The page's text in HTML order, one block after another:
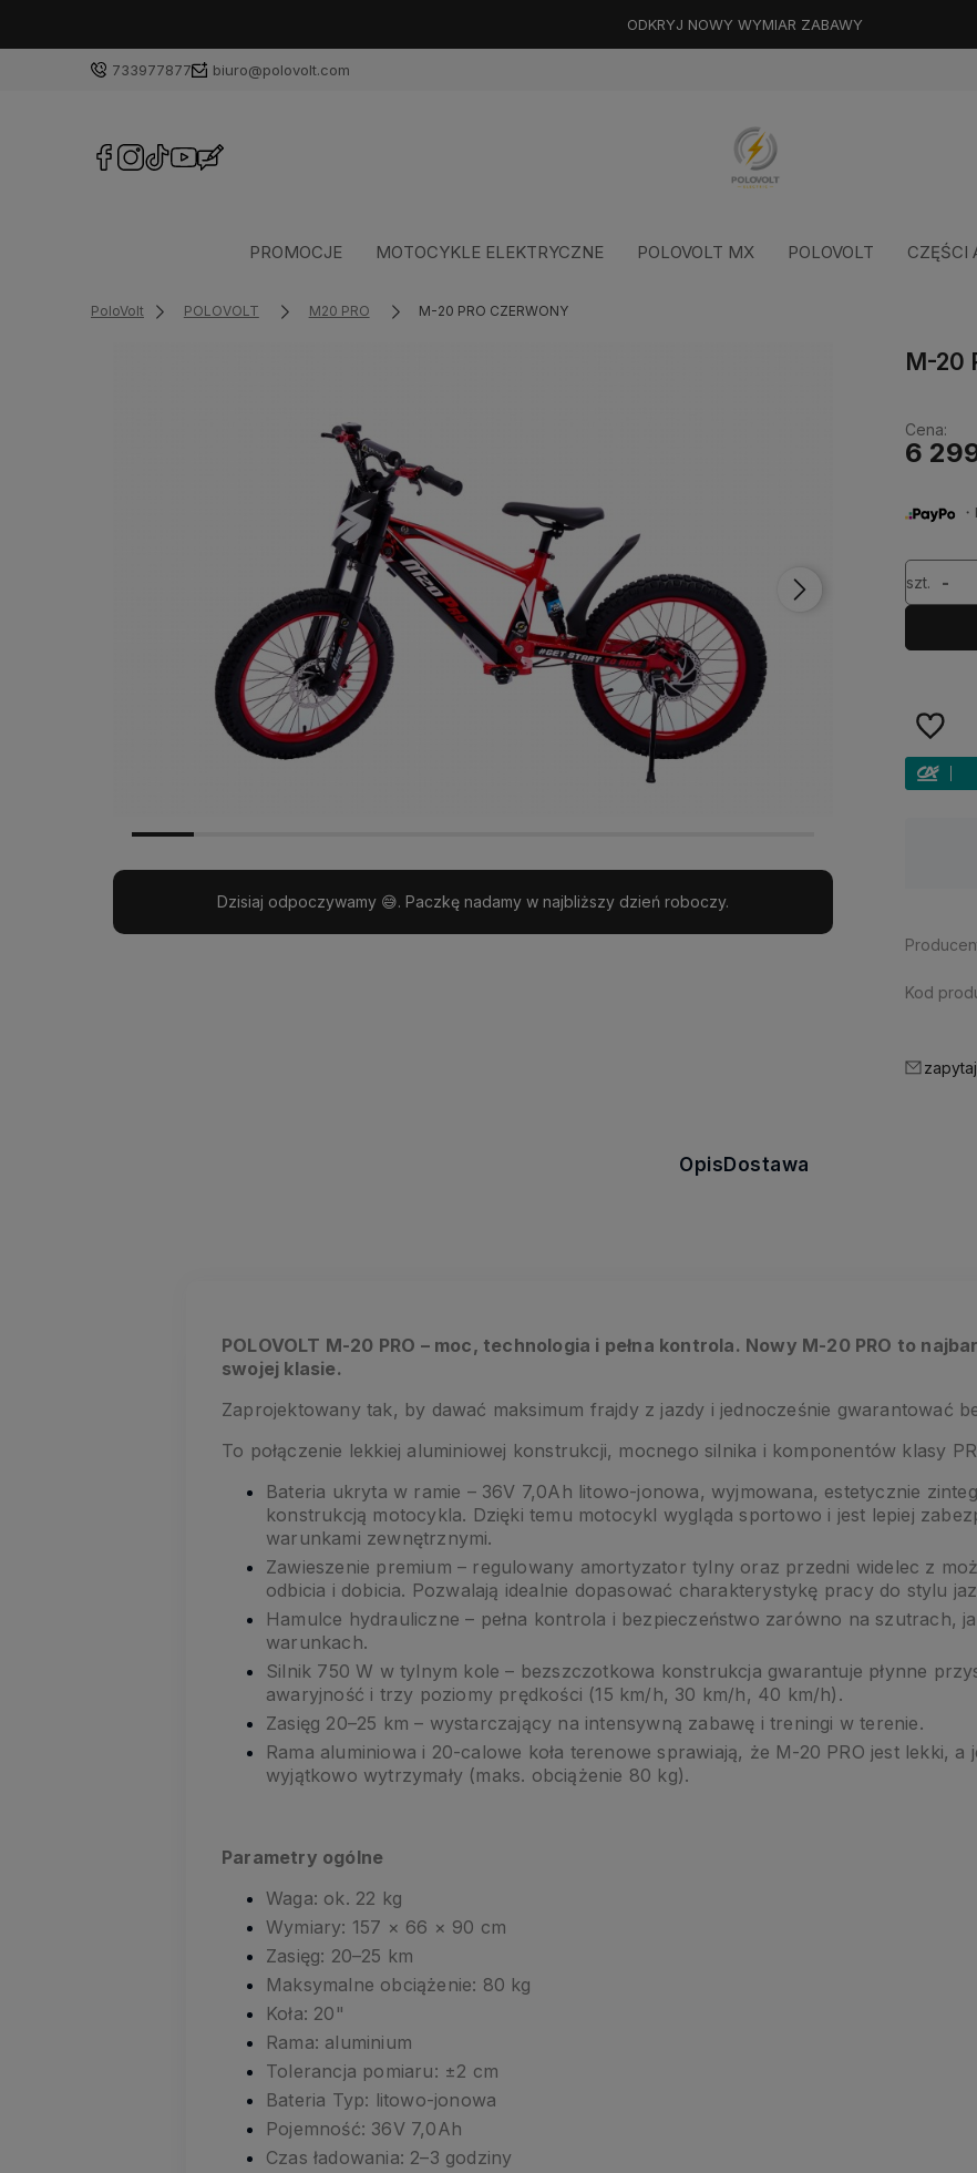
ODKRYJ NOWY WYMIAR ZABAWY
733977877 biuro@polovolt.com
PROMOCJE MOTOCYKLE ELEKTRYCZNE POLOVOLT MX POLOVOLT CZĘŚCI
PoloVolt POLOVOLT M20 PRO M-20 PRO CZERWONY
Dzisiaj odpoczywamy 😅. Paczkę nadamy w najbliższy dzień roboczy.
M-20
Cena:
6
szt. -
Kod
OpisDostawa
POLOVOLT M-20 PRO – moc, technologia i pełna kontrola. Nowy M-20 PRO to
swojej klasie.
Zaprojektowany tak, by dawać maksimum frajdy z jazdy i jednocześnie gwarantować
To połączenie lekkiej aluminiowej konstrukcji, mocnego silnika i komponentów klasy
Bateria ukryta w ramie – 36V 7,0Ah litowo-jonowa, wyjmowana, estetycznie
konstrukcją motocykla. Dzięki temu motocykl wygląda sportowo i jest lepiej
warunkami zewnętrznymi.
Zawieszenie premium – regulowany amortyzator tylny oraz przedni widelec z
odbicia i dobicia. Pozwalają idealnie dopasować charakterystykę pracy do stylu
Hamulce hydrauliczne – pełna kontrola i bezpieczeństwo zarówno na szutrach,
warunkach.
Silnik 750 W w tylnym kole – bezszczotkowa konstrukcja gwarantuje płynne
awaryjność i trzy poziomy prędkości (15 km/h, 30 km/h, 40 km/h).
Zasięg 20–25 km – wystarczający na intensywną zabawę i treningi w terenie.
Rama aluminiowa i 20-calowe koła terenowe sprawiają, że M-20 PRO jest lekki, a
wyjątkowo wytrzymały (maks. obciążenie 80 kg).
Parametry ogólne
Waga: ok. 22 kg
Wymiary: 157 × 66 × 90 cm
Zasięg: 20–25 km
Maksymalne obciążenie: 80 kg
Koła: 20"
Rama: aluminium
Tolerancja pomiaru: ±2 cm
Bateria Typ: litowo-jonowa
Pojemność: 36V 7,0Ah
Czas ładowania: 2–3 godziny